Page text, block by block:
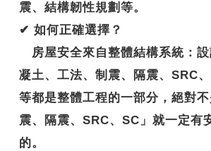
震、結構韌性規劃等。
✔ 如何正確選擇？
房屋安全來自整體結構系統：
凝土、工法、制震、隔震、SRC、
等都是整體工程的一部分，絕對不
震、隔震、SRC、SC」就一定有
的。